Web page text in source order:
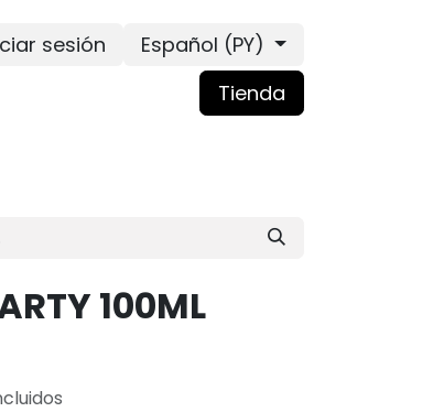
sesión
Español (PY)
Tienda
100ML